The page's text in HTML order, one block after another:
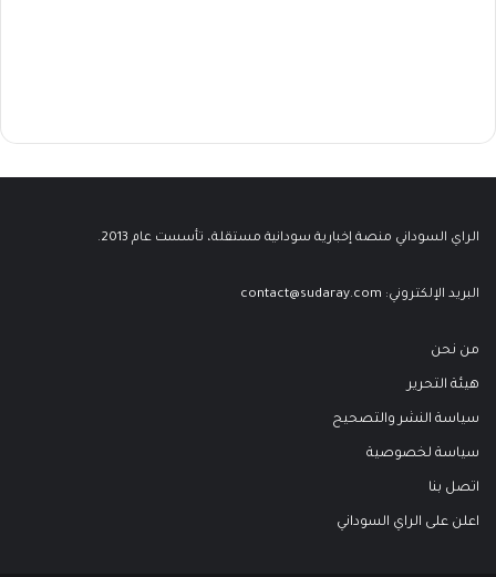
الراي السوداني منصة إخبارية سودانية مستقلة، تأسست عام 2013.
البريد الإلكتروني: contact@sudaray.com
من نحن
هيئة التحرير
سياسة النشر والتصحيح
سياسة لخصوصية
اتصل بنا
اعلن على الراي السوداني